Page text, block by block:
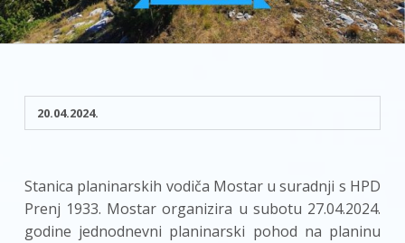
20.04.2024.
Stanica planinarskih vodiča Mostar u suradnji s HPD
Prenj 1933. Mostar organizira u subotu 27.04.2024.
godine jednodnevni planinarski pohod na planinu